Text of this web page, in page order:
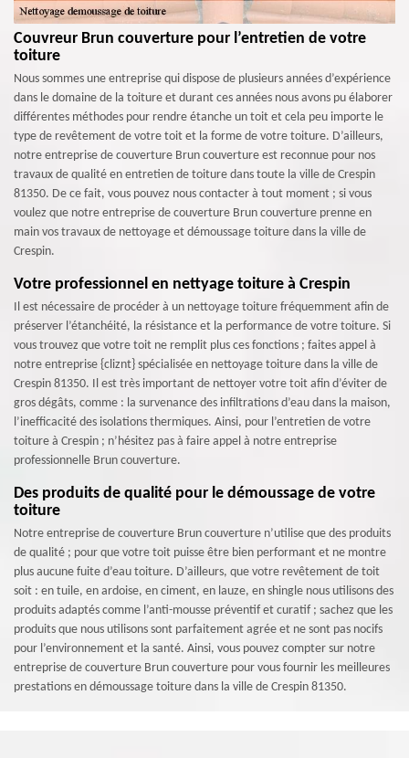
Couvreur Brun couverture pour l’entretien de votre
toiture
Nous sommes une entreprise qui dispose de plusieurs années d’expérience
dans le domaine de la toiture et durant ces années nous avons pu élaborer
différentes méthodes pour rendre étanche un toit et cela peu importe le
type de revêtement de votre toit et la forme de votre toiture. D’ailleurs,
notre entreprise de couverture Brun couverture est reconnue pour nos
travaux de qualité en entretien de toiture dans toute la ville de Crespin
81350. De ce fait, vous pouvez nous contacter à tout moment ; si vous
voulez que notre entreprise de couverture Brun couverture prenne en
main vos travaux de nettoyage et démoussage toiture dans la ville de
Crespin.
Votre professionnel en nettyage toiture à Crespin
Il est nécessaire de procéder à un nettoyage toiture fréquemment afin de
préserver l’étanchéité, la résistance et la performance de votre toiture. Si
vous trouvez que votre toit ne remplit plus ces fonctions ; faites appel à
notre entreprise {cliznt} spécialisée en nettoyage toiture dans la ville de
Crespin 81350. Il est très important de nettoyer votre toit afin d’éviter de
gros dégâts, comme : la survenance des infiltrations d’eau dans la maison,
l’inefficacité des isolations thermiques. Ainsi, pour l’entretien de votre
toiture à Crespin ; n’hésitez pas à faire appel à notre entreprise
professionnelle Brun couverture.
Des produits de qualité pour le démoussage de votre
toiture
Notre entreprise de couverture Brun couverture n’utilise que des produits
de qualité ; pour que votre toit puisse être bien performant et ne montre
plus aucune fuite d’eau toiture. D’ailleurs, que votre revêtement de toit
soit : en tuile, en ardoise, en ciment, en lauze, en shingle nous utilisons des
produits adaptés comme l’anti-mousse préventif et curatif ; sachez que les
produits que nous utilisons sont parfaitement agrée et ne sont pas nocifs
pour l’environnement et la santé. Ainsi, vous pouvez compter sur notre
entreprise de couverture Brun couverture pour vous fournir les meilleures
prestations en démoussage toiture dans la ville de Crespin 81350.